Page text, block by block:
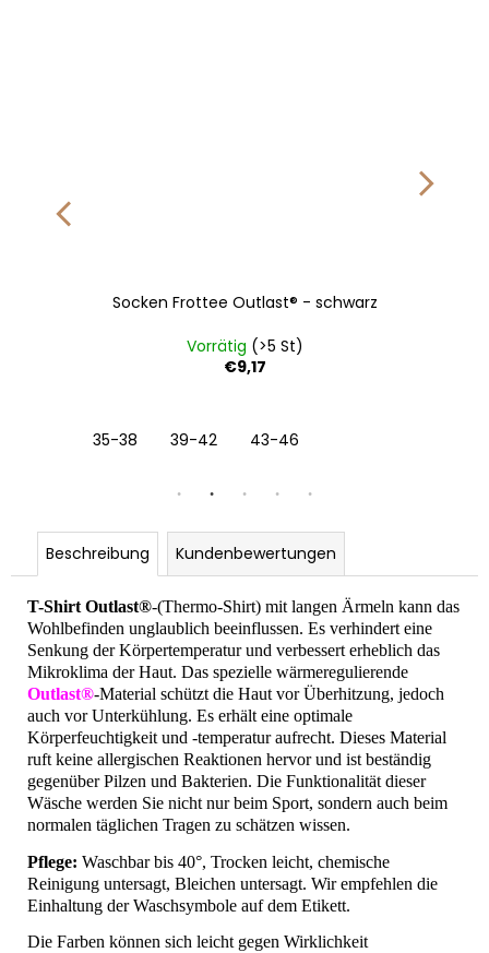
Socken Frottee Outlast® - schwarz
Vorrätig (>5 St)
€9,17
35-38 39-42 43-46
Beschreibung Kundenbewertungen
T-Shirt Outlast®-(Thermo-Shirt) mit langen Ärmeln kann das
Wohlbefinden unglaublich beeinflussen. Es verhindert eine
Senkung der Körpertemperatur und verbessert erheblich das
Mikroklima der Haut. Das spezielle wärmeregulierende
Outlast®-Material schützt die Haut vor Überhitzung, jedoch
auch vor Unterkühlung. Es erhält eine optimale
Körperfeuchtigkeit und -temperatur aufrecht. Dieses Material
ruft keine allergischen Reaktionen hervor und ist beständig
gegenüber Pilzen und Bakterien. Die Funktionalität dieser
Wäsche werden Sie nicht nur beim Sport, sondern auch beim
normalen täglichen Tragen zu schätzen wissen.
Pflege: Waschbar bis 40°, Trocken leicht, chemische
Reinigung untersagt, Bleichen untersagt. Wir empfehlen die
Einhaltung der Waschsymbole auf dem Etikett.
Die Farben können sich leicht gegen Wirklichkeit